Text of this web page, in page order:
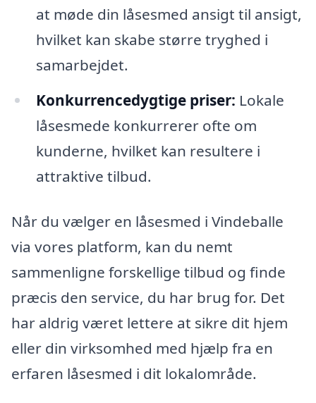
at møde din låsesmed ansigt til ansigt,
hvilket kan skabe større tryghed i
samarbejdet.
Konkurrencedygtige priser: Lokale
låsesmede konkurrerer ofte om
kunderne, hvilket kan resultere i
attraktive tilbud.
Når du vælger en låsesmed i Vindeballe
via vores platform, kan du nemt
sammenligne forskellige tilbud og finde
præcis den service, du har brug for. Det
har aldrig været lettere at sikre dit hjem
eller din virksomhed med hjælp fra en
erfaren låsesmed i dit lokalområde.